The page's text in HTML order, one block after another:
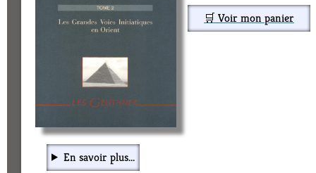
🛒 Voir mon panier
En savoir plus...